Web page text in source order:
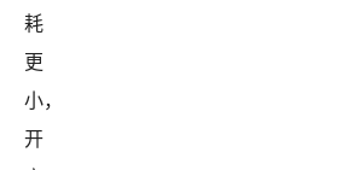
耗
更
小，
开